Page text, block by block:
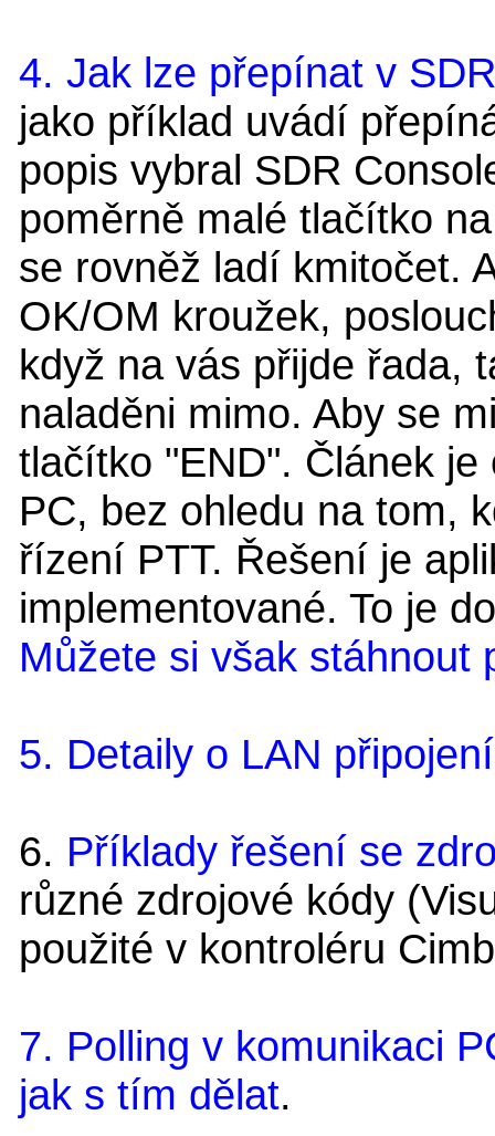
4. Jak lze přepínat v
jako příklad uvádí
popis vybral SDR
poměrně malé tlačítko
se rovněž ladí kmitočet.
OK/OM kroužek,
když na vás přijde řada,
naladěni mimo. Aby se
tlačítko "END". Článek
PC, bez ohledu na tom,
řízení PTT. Řešení je
implementované. To je
Můžete si však stáhnout
5. Detaily o LAN
6. Příklady řešení se
různé zdrojové kódy
použité v kontroléru
7. Polling v komunikaci
jak s tím dělat.